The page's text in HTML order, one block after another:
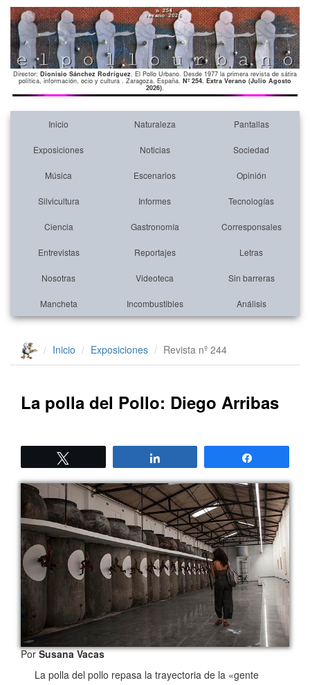
Director: Dionisio Sánchez Rodríguez. El Pollo Urbano. Desde 1977 la primera revista de sátira
política, información, ocio y cultura . Zaragoza. España. Nº 254. Extra Verano (Julio Agosto
2026).
Inicio Naturaleza Pantallas
Exposiciones Noticias Sociedad
Música Escenarios Opinión
Silvicultura Informes Tecnologías
Ciencia Gastronomía Corresponsales
Entrevistas Reportajes Letras
Nosotras Videoteca Sin barreras
Mancheta Incombustibles Análisis
Inicio Exposiciones Revista nº 244
La polla del Pollo: Diego Arribas
PorSusana Vacas
La polla del pollo repasa la trayectoria de la «gente